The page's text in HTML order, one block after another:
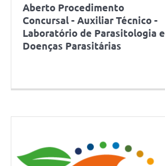
Aberto Procedimento
Concursal - Auxiliar Técnico -
Laboratório de Parasitologia e
Doenças Parasitárias